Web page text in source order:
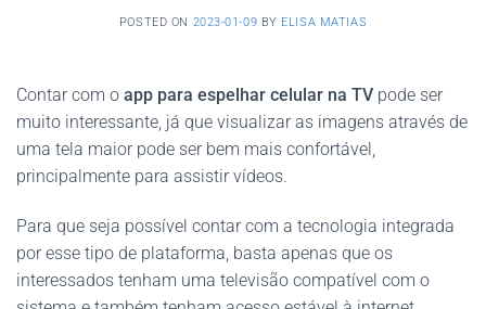
POSTED ON 2023-01-09 BY ELISA MATIAS
Contar com o app para espelhar celular na TV pode ser
muito interessante, já que visualizar as imagens através de
uma tela maior pode ser bem mais confortável,
principalmente para assistir vídeos.
Para que seja possível contar com a tecnologia integrada
por esse tipo de plataforma, basta apenas que os
interessados tenham uma televisão compatível com o